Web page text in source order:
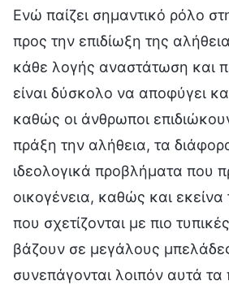
Ενώ παίζει σημαντικό ρόλο
προς την επιδίωξη της
κάθε λογής αναστάτωση και
είναι δύσκολο να αποφύγει
καθώς οι άνθρωποι
πράξη την αλήθεια, τα
ιδεολογικά προβλήματα που
οικογένεια, καθώς και
που σχετίζονται με πιο
βάζουν σε μεγάλους
συνεπάγονται λοιπόν αυτά